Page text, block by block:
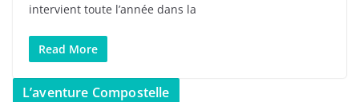
intervient toute l’année dans la
Read More
L’aventure Compostelle